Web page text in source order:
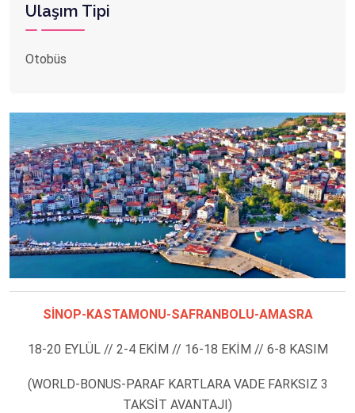
SİNOP-KASTAMONU-SAFRANBOLU-AMASRA
18-20 EYLÜL // 2-4 EKİM // 16-18 EKİM // 6-8 KASIM
(WORLD-BONUS-PARAF KARTLARA VADE FARKSIZ 3
TAKSİT AVANTAJI)
Ulaşım Tipi
Otobüs